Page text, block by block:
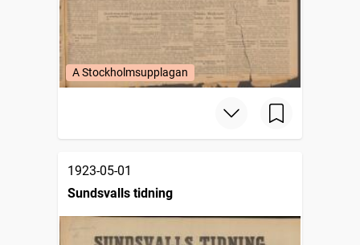
A Stockholmsupplagan
1923-05-01
Sundsvalls tidning